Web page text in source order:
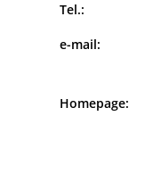
Tel.:
e-mail:
Homepage: